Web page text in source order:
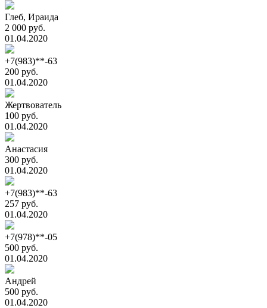
Глеб, Ираида
2 000 руб.
01.04.2020
+7(983)**-63
200 руб.
01.04.2020
Жертвователь
100 руб.
01.04.2020
Анастасия
300 руб.
01.04.2020
+7(983)**-63
257 руб.
01.04.2020
+7(978)**-05
500 руб.
01.04.2020
Андрей
500 руб.
01.04.2020